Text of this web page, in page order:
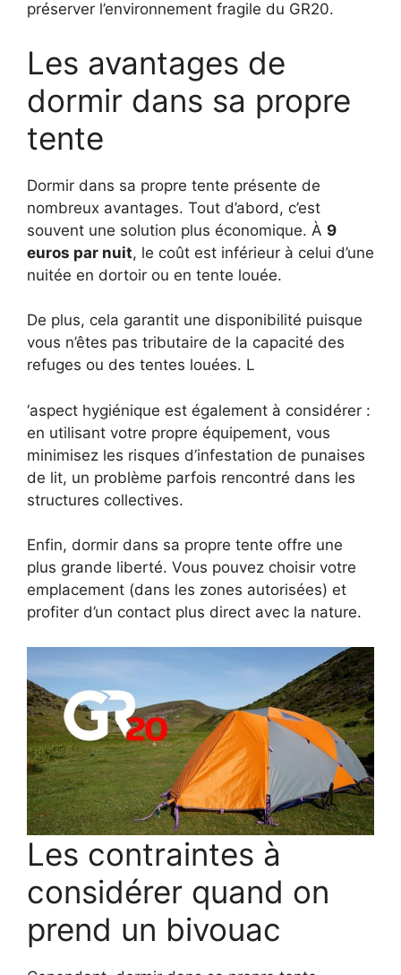
préserver l’environnement fragile du GR20.
Les avantages de
dormir dans sa propre
tente
Dormir dans sa propre tente présente de
nombreux avantages. Tout d’abord, c’est
souvent une solution plus économique. À 9
euros par nuit, le coût est inférieur à celui d’une
nuitée en dortoir ou en tente louée.
De plus, cela garantit une disponibilité puisque
vous n’êtes pas tributaire de la capacité des
refuges ou des tentes louées. L
‘aspect hygiénique est également à considérer :
en utilisant votre propre équipement, vous
minimisez les risques d’infestation de punaises
de lit, un problème parfois rencontré dans les
structures collectives.
Enfin, dormir dans sa propre tente offre une
plus grande liberté. Vous pouvez choisir votre
emplacement (dans les zones autorisées) et
profiter d’un contact plus direct avec la nature.
Les contraintes à
considérer quand on
prend un bivouac